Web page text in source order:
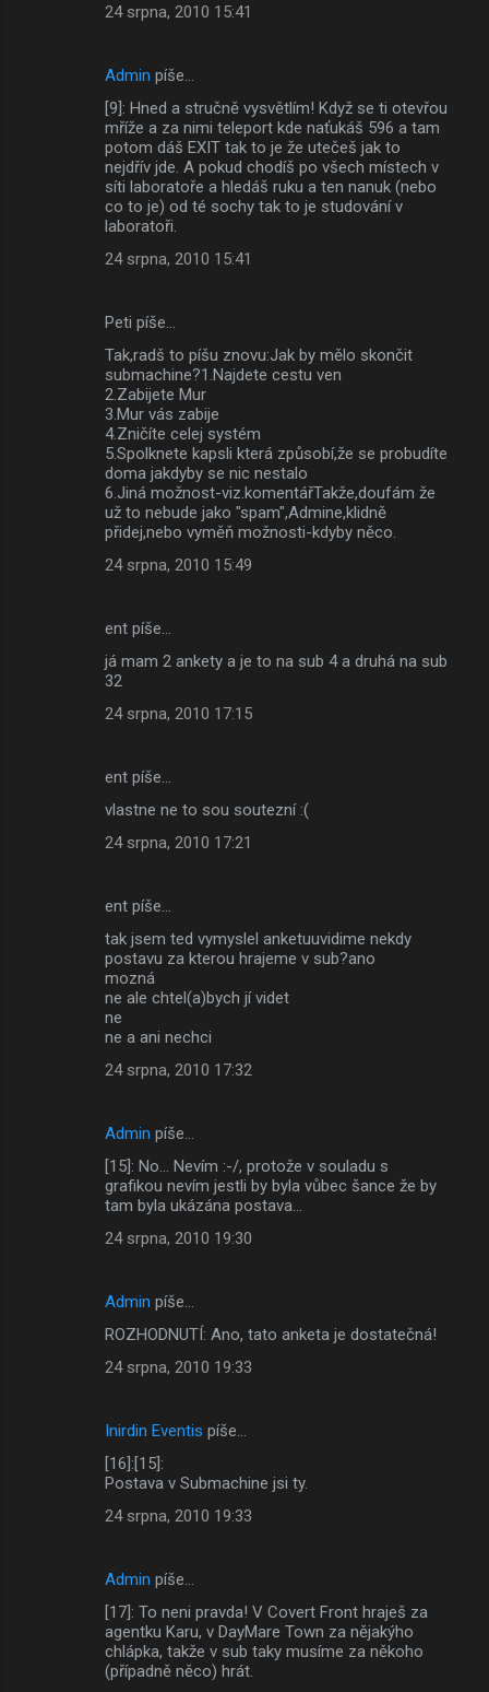
24 srpna, 2010 15:41
Admin píše…
[9]: Hned a stručně vysvětlím! Když se ti otevřou
mříže a za nimi teleport kde naťukáš 596 a tam
potom dáš EXIT tak to je že utečeš jak to
nejdřív jde. A pokud chodíš po všech místech v
síti laboratoře a hledáš ruku a ten nanuk (nebo
co to je) od té sochy tak to je studování v
laboratoři.
24 srpna, 2010 15:41
Peti píše…
Tak,radš to píšu znovu:Jak by mělo skončit
submachine?1.Najdete cestu ven
2.Zabijete Mur
3.Mur vás zabije
4.Zničíte celej systém
5.Spolknete kapsli která způsobí,že se probudíte
doma jakdyby se nic nestalo
6.Jiná možnost-viz.komentářTakže,doufám že
už to nebude jako "spam",Admine,klidně
přidej,nebo vyměň možnosti-kdyby něco.
24 srpna, 2010 15:49
ent píše…
já mam 2 ankety a je to na sub 4 a druhá na sub
32
24 srpna, 2010 17:15
ent píše…
vlastne ne to sou soutezní :(
24 srpna, 2010 17:21
ent píše…
tak jsem ted vymyslel anketuuvidime nekdy
postavu za kterou hrajeme v sub?ano
mozná
ne ale chtel(a)bych jí videt
ne
ne a ani nechci
24 srpna, 2010 17:32
Admin píše…
[15]: No... Nevím :-/, protože v souladu s
grafikou nevím jestli by byla vůbec šance že by
tam byla ukázána postava...
24 srpna, 2010 19:30
Admin píše…
ROZHODNUTÍ: Ano, tato anketa je dostatečná!
24 srpna, 2010 19:33
Inirdin Eventis píše…
[16]:[15]:
Postava v Submachine jsi ty.
24 srpna, 2010 19:33
Admin píše…
[17]: To neni pravda! V Covert Front hraješ za
agentku Karu, v DayMare Town za nějakýho
chlápka, takže v sub taky musíme za někoho
(případně něco) hrát.